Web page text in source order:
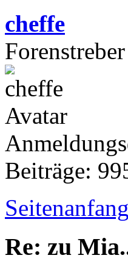
cheffe
Beiträge:
Seitenanfang
Re: zu